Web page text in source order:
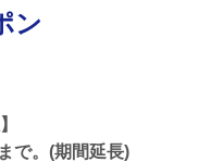
ン
で。(期間延長)